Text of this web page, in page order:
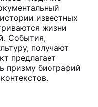
известных
жизни
События,
получают
предлагает
призму биографий